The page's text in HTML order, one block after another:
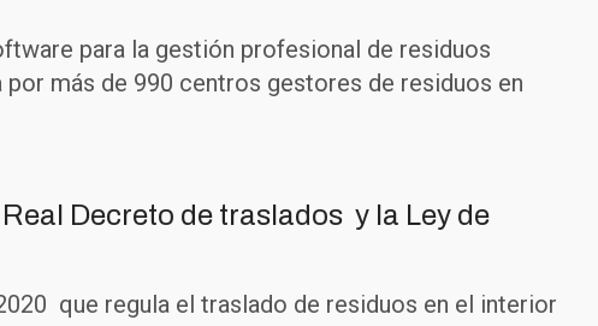
para la gestión profesional de residuos
más de 990 centros gestores de residuos en
Decreto de traslados y la Ley de
que regula el traslado de residuos en el interior